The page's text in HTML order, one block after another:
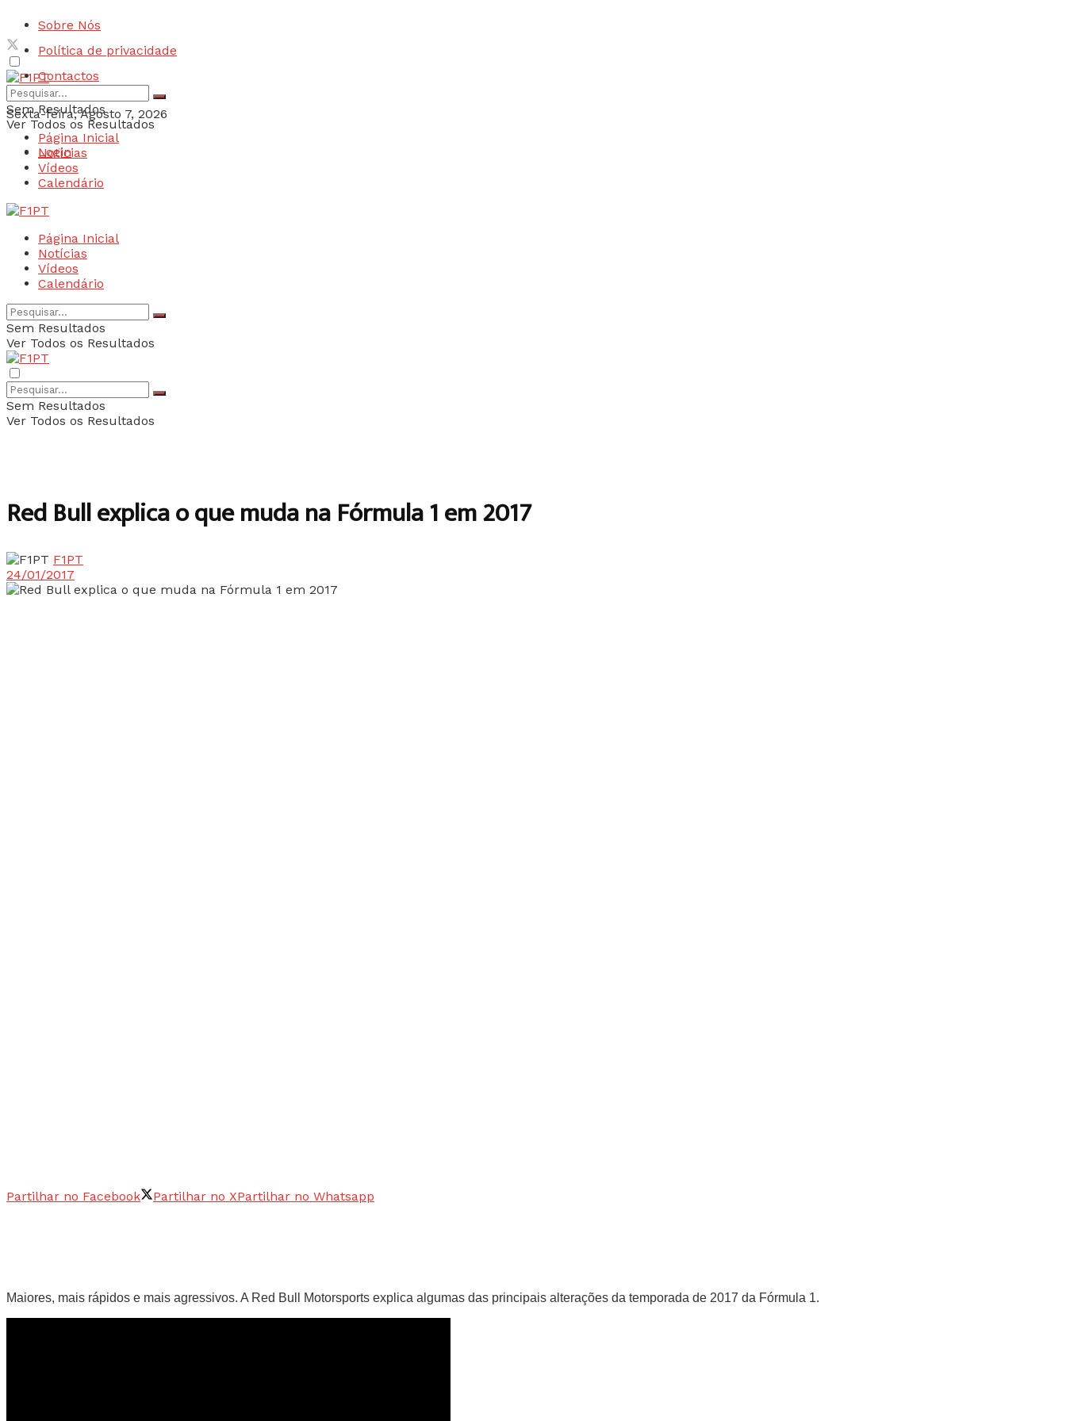
Sobre Nós
Política de privacidade
Contactos
Sexta-feira, Agosto 7, 2026
Login
Sem Resultados
Ver Todos os Resultados
Página Inicial
Notícias
Vídeos
Calendário
Página Inicial
Notícias
Vídeos
Calendário
Sem Resultados
Ver Todos os Resultados
Sem Resultados
Ver Todos os Resultados
Red Bull explica o que muda na Fórmula 1 em 2017
F1PT
24/01/2017
Partilhar no Facebook Partilhar no XPartilhar no Whatsapp
Maiores, mais rápidos e mais agressivos. A Red Bull Motorsports explica algumas das principais alterações da temporada de 2017 da Fórmula 1.